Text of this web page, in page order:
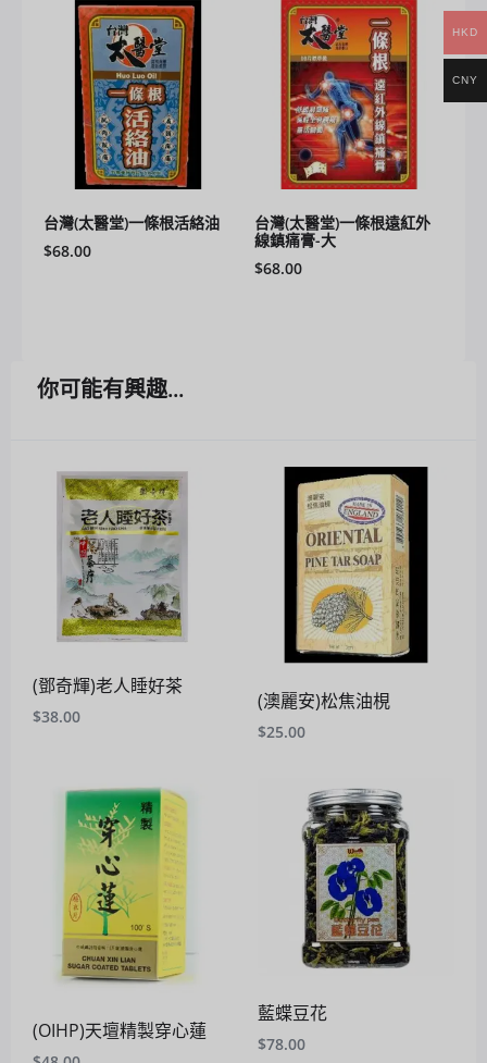
台灣(太醫堂)一條根活絡油
$68.00
台灣(太醫堂)一條根遠紅外
線鎮痛膏-大
$68.00
你可能有興趣...
(鄧奇輝)老人睡好茶
$38.00
(澳麗安)松焦油梘
$25.00
(OIHP)天壇精製穿心蓮
藍蝶豆花
$78.00
HKD
CNY